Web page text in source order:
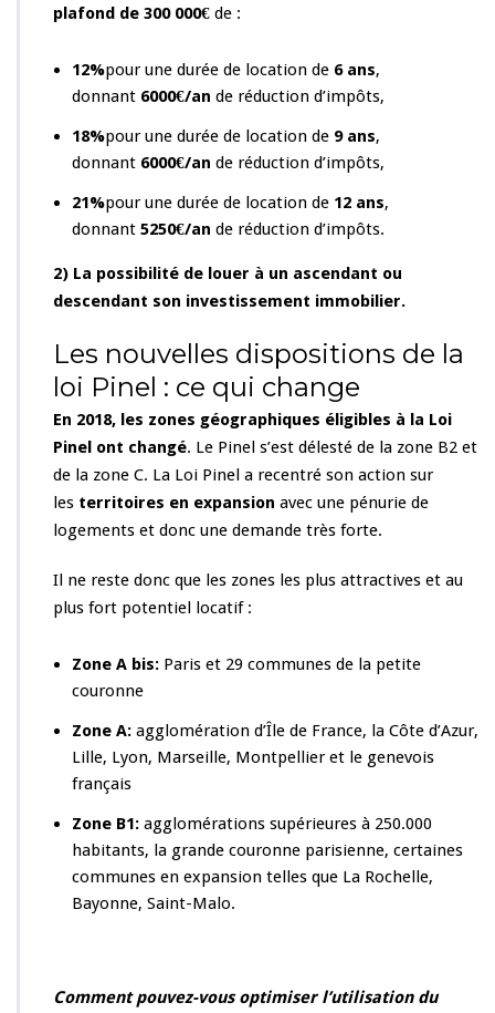
plafond de 300 000€ de :
12%pour une durée de location de 6 ans,
donnant 6000€/an de réduction d’impôts,
18%pour une durée de location de 9 ans,
donnant 6000€/an de réduction d’impôts,
21%pour une durée de location de 12 ans,
donnant 5250€/an de réduction d’impôts.
2) La possibilité de louer à un ascendant ou
descendant son investissement immobilier.
Les nouvelles dispositions de la
loi Pinel : ce qui change
En 2018, les zones géographiques éligibles à la Loi
Pinel ont changé. Le Pinel s’est délesté de la zone B2 et
de la zone C. La Loi Pinel a recentré son action sur
les territoires en expansion avec une pénurie de
logements et donc une demande très forte.
Il ne reste donc que les zones les plus attractives et au
plus fort potentiel locatif :
Zone A bis: Paris et 29 communes de la petite
couronne
Zone A: agglomération d’Île de France, la Côte d’Azur,
Lille, Lyon, Marseille, Montpellier et le genevois
français
Zone B1: agglomérations supérieures à 250.000
habitants, la grande couronne parisienne, certaines
communes en expansion telles que La Rochelle,
Bayonne, Saint-Malo.
Comment pouvez-vous optimiser l’utilisation du